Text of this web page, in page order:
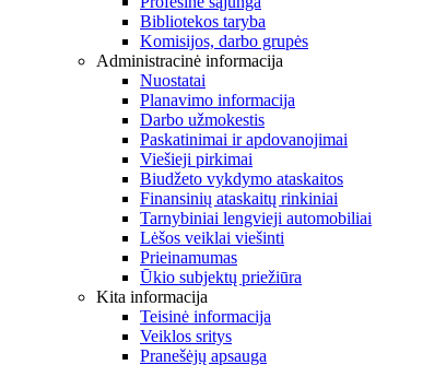
Bibliotekos taryba
Komisijos, darbo grupės
Administracinė informacija
Nuostatai
Planavimo informacija
Darbo užmokestis
Paskatinimai ir apdovanojimai
Viešieji pirkimai
Biudžeto vykdymo ataskaitos
Finansinių ataskaitų rinkiniai
Tarnybiniai lengvieji automobiliai
Lėšos veiklai viešinti
Prieinamumas
Ūkio subjektų priežiūra
Kita informacija
Teisinė informacija
Veiklos sritys
Pranešėjų apsauga